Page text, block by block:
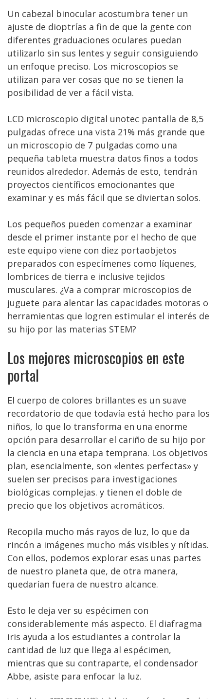
Un cabezal binocular acostumbra tener un
ajuste de dioptrías a fin de que la gente con
diferentes graduaciones oculares puedan
utilizarlo sin sus lentes y seguir consiguiendo
un enfoque preciso. Los microscopios se
utilizan para ver cosas que no se tienen la
posibilidad de ver a fácil vista.
LCD microscopio digital unotec pantalla de 8,5
pulgadas ofrece una vista 21% más grande que
un microscopio de 7 pulgadas como una
pequeña tableta muestra datos finos a todos
reunidos alrededor. Además de esto, tendrán
proyectos científicos emocionantes que
examinar y es más fácil que se diviertan solos.
Los pequeños pueden comenzar a examinar
desde el primer instante por el hecho de que
este equipo viene con diez portaobjetos
preparados con especímenes como líquenes,
lombrices de tierra e inclusive tejidos
musculares. ¿Va a comprar microscopios de
juguete para alentar las capacidades motoras o
herramientas que logren estimular el interés de
su hijo por las materias STEM?
Los mejores microscopios en este
portal
El cuerpo de colores brillantes es un suave
recordatorio de que todavía está hecho para los
niños, lo que lo transforma en una enorme
opción para desarrollar el cariño de su hijo por
la ciencia en una etapa temprana. Los objetivos
plan, esencialmente, son «lentes perfectas» y
suelen ser precisos para investigaciones
biológicas complejas. y tienen el doble de
precio que los objetivos acromáticos.
Recopila mucho más rayos de luz, lo que da
rincón a imágenes mucho más visibles y nítidas.
Con ellos, podemos explorar esas unas partes
de nuestro planeta que, de otra manera,
quedarían fuera de nuestro alcance.
Esto le deja ver su espécimen con
considerablemente más aspecto. El diafragma
iris ayuda a los estudiantes a controlar la
cantidad de luz que llega al espécimen,
mientras que su contraparte, el condensador
Abbe, asiste para enfocar la luz.